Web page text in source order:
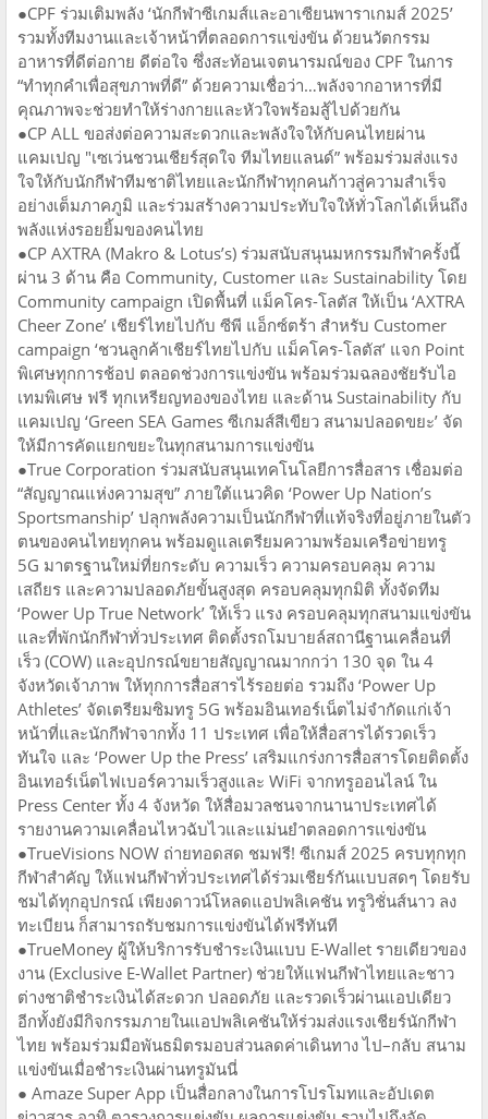
●​CPF ร่วมเติมพลัง ‘นักกีฬาซีเกมส์และอาเซียนพาราเกมส์ 2025’
รวมทั้งทีมงานและเจ้าหน้าที่ตลอดการแข่งขัน ด้วยนวัตกรรม
อาหารที่ดีต่อกาย ดีต่อใจ ซึ่งสะท้อนเจตนารมณ์ของ CPF ในการ
“ทำทุกคำเพื่อสุขภาพที่ดี” ด้วยความเชื่อว่า…พลังจากอาหารที่มี
คุณภาพจะช่วยทำให้ร่างกายและหัวใจพร้อมสู้ไปด้วยกัน
●​CP ALL ขอส่งต่อความสะดวกและพลังใจให้กับคนไทยผ่าน
แคมเปญ "เซเว่นชวนเชียร์สุดใจ ทีมไทยแลนด์” พร้อมร่วมส่งแรง
ใจให้กับนักกีฬาทีมชาติไทยและนักกีฬาทุกคนก้าวสู่ความสำเร็จ
อย่างเต็มภาคภูมิ และร่วมสร้างความประทับใจให้ทั่วโลกได้เห็นถึง
พลังแห่งรอยยิ้มของคนไทย
●​CP AXTRA (Makro & Lotus’s) ร่วมสนับสนุนมหกรรมกีฬาครั้งนี้
ผ่าน 3 ด้าน คือ Community, Customer และ Sustainability โดย
Community campaign เปิดพื้นที่ แม็คโคร-โลตัส ให้เป็น ‘AXTRA
Cheer Zone’ เชียร์ไทยไปกับ ซีพี แอ็กซ์ตร้า สำหรับ Customer
campaign ‘ชวนลูกค้าเชียร์ไทยไปกับ แม็คโคร-โลตัส’ แจก Point
พิเศษทุกการช้อป ตลอดช่วงการแข่งขัน พร้อมร่วมฉลองชัยรับไอ
เทมพิเศษ ฟรี ทุกเหรียญทองของไทย และด้าน Sustainability กับ
แคมเปญ ‘Green SEA Games ซีเกมส์สีเขียว สนามปลอดขยะ’ จัด
ให้มีการคัดแยกขยะในทุกสนามการแข่งขัน
●​True Corporation ร่วมสนับสนุนเทคโนโลยีการสื่อสาร เชื่อมต่อ
“สัญญาณแห่งความสุข” ภายใต้แนวคิด ‘Power Up Nation’s
Sportsmanship’ ปลุกพลังความเป็นนักกีฬาที่แท้จริงที่อยู่ภายในตัว
ตนของคนไทยทุกคน พร้อมดูแลเตรียมความพร้อมเครือข่ายทรู
5G มาตรฐานใหม่ที่ยกระดับ ความเร็ว ความครอบคลุม ความ
เสถียร และความปลอดภัยขั้นสูงสุด ครอบคลุมทุกมิติ ทั้งจัดทีม
‘Power Up True Network’ ให้เร็ว แรง ครอบคลุมทุกสนามแข่งขัน
และที่พักนักกีฬาทั่วประเทศ ติดตั้งรถโมบายล์สถานีฐานเคลื่อนที่
เร็ว (COW) และอุปกรณ์ขยายสัญญาณมากกว่า 130 จุด ใน 4
จังหวัดเจ้าภาพ ให้ทุกการสื่อสารไร้รอยต่อ รวมถึง ‘Power Up
Athletes’ จัดเตรียมซิมทรู 5G พร้อมอินเทอร์เน็ตไม่จำกัดแก่เจ้า
หน้าที่และนักกีฬาจากทั้ง 11 ประเทศ เพื่อให้สื่อสารได้รวดเร็ว
ทันใจ และ ‘Power Up the Press’ เสริมแกร่งการสื่อสารโดยติดตั้ง
อินเทอร์เน็ตไฟเบอร์ความเร็วสูงและ WiFi จากทรูออนไลน์ ใน
Press Center ทั้ง 4 จังหวัด ให้สื่อมวลชนจากนานาประเทศได้
รายงานความเคลื่อนไหวฉับไวและแม่นยำตลอดการแข่งขัน
●​TrueVisions NOW ถ่ายทอดสด ชมฟรี! ซีเกมส์ 2025 ครบทุกทุก
กีฬาสำคัญ ให้แฟนกีฬาทั่วประเทศได้ร่วมเชียร์กันแบบสดๆ โดยรับ
ชมได้ทุกอุปกรณ์ เพียงดาวน์โหลดแอปพลิเคชัน ทรูวิชั่นส์นาว ลง
ทะเบียน ก็สามารถรับชมการแข่งขันได้ฟรีทันที
●​TrueMoney ผู้ให้บริการรับชำระเงินแบบ E-Wallet รายเดียวของ
งาน (Exclusive E-Wallet Partner) ช่วยให้แฟนกีฬาไทยและชาว
ต่างชาติชำระเงินได้สะดวก ปลอดภัย และรวดเร็วผ่านแอปเดียว
อีกทั้งยังมีกิจกรรมภายในแอปพลิเคชันให้ร่วมส่งแรงเชียร์นักกีฬา
ไทย พร้อมร่วมมือพันธมิตรมอบส่วนลดค่าเดินทาง ไป–กลับ สนาม
แข่งขันเมื่อชำระเงินผ่านทรูมันนี่
●​ Amaze Super App เป็นสื่อกลางในการโปรโมทและอัปเดต